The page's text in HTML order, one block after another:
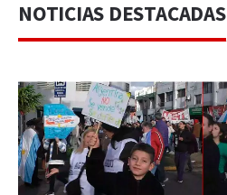
NOTICIAS DESTACADAS